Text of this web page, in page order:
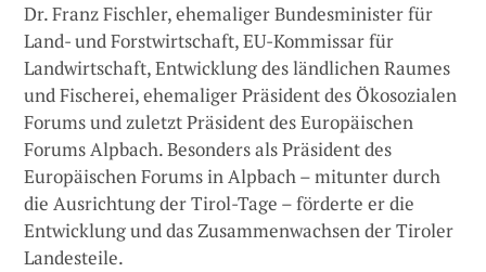
Dr. Franz Fischler, ehemaliger Bundesminister für
Land- und Forstwirtschaft, EU-Kommissar für
Landwirtschaft, Entwicklung des ländlichen Raumes
und Fischerei, ehemaliger Präsident des Ökosozialen
Forums und zuletzt Präsident des Europäischen
Forums Alpbach. Besonders als Präsident des
Europäischen Forums in Alpbach – mitunter durch
die Ausrichtung der Tirol-Tage – förderte er die
Entwicklung und das Zusammenwachsen der Tiroler
Landesteile.